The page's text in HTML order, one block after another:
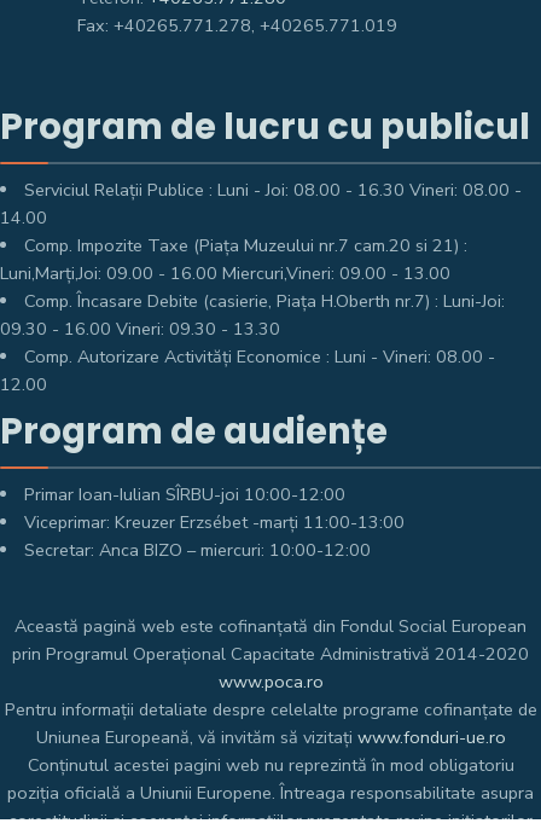
Fax: +40265.771.278, +40265.771.019
Program de lucru cu publicul
Serviciul Relații Publice : Luni - Joi: 08.00 - 16.30 Vineri: 08.00 -
14.00
Comp. Impozite Taxe (Piața Muzeului nr.7 cam.20 si 21) :
Luni,Marți,Joi: 09.00 - 16.00 Miercuri,Vineri: 09.00 - 13.00
Comp. Încasare Debite (casierie, Piața H.Oberth nr.7) : Luni-Joi:
09.30 - 16.00 Vineri: 09.30 - 13.30
Comp. Autorizare Activități Economice : Luni - Vineri: 08.00 -
12.00
Program de audiențe
Primar Ioan-Iulian SÎRBU-joi 10:00-12:00
Viceprimar: Kreuzer Erzsébet -marți 11:00-13:00
Secretar: Anca BIZO – miercuri: 10:00-12:00
Această pagină web este cofinanțată din Fondul Social European
prin Programul Operațional Capacitate Administrativă 2014-2020
www.poca.ro
Pentru informații detaliate despre celelalte programe cofinanțate de
Uniunea Europeană, vă invităm să vizitați www.fonduri-ue.ro
Conținutul acestei pagini web nu reprezintă în mod obligatoriu
poziția oficială a Uniunii Europene. Întreaga responsabilitate asupra
corectitudinii și coerenței informațiilor prezentate revine inițiatorilor